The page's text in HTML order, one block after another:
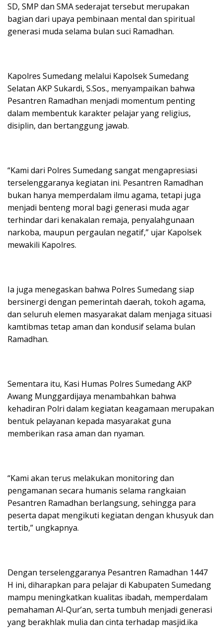
SD, SMP dan SMA sederajat tersebut merupakan
bagian dari upaya pembinaan mental dan spiritual
generasi muda selama bulan suci Ramadhan.
Kapolres Sumedang melalui Kapolsek Sumedang
Selatan AKP Sukardi, S.Sos., menyampaikan bahwa
Pesantren Ramadhan menjadi momentum penting
dalam membentuk karakter pelajar yang religius,
disiplin, dan bertanggung jawab.
“Kami dari Polres Sumedang sangat mengapresiasi
terselenggaranya kegiatan ini. Pesantren Ramadhan
bukan hanya memperdalam ilmu agama, tetapi juga
menjadi benteng moral bagi generasi muda agar
terhindar dari kenakalan remaja, penyalahgunaan
narkoba, maupun pergaulan negatif,” ujar Kapolsek
mewakili Kapolres.
Ia juga menegaskan bahwa Polres Sumedang siap
bersinergi dengan pemerintah daerah, tokoh agama,
dan seluruh elemen masyarakat dalam menjaga situasi
kamtibmas tetap aman dan kondusif selama bulan
Ramadhan.
Sementara itu, Kasi Humas Polres Sumedang AKP
Awang Munggardijaya menambahkan bahwa
kehadiran Polri dalam kegiatan keagamaan merupakan
bentuk pelayanan kepada masyarakat guna
memberikan rasa aman dan nyaman.
“Kami akan terus melakukan monitoring dan
pengamanan secara humanis selama rangkaian
Pesantren Ramadhan berlangsung, sehingga para
peserta dapat mengikuti kegiatan dengan khusyuk dan
tertib,” ungkapnya.
Dengan terselenggaranya Pesantren Ramadhan 1447
H ini, diharapkan para pelajar di Kabupaten Sumedang
mampu meningkatkan kualitas ibadah, memperdalam
pemahaman Al-Qur’an, serta tumbuh menjadi generasi
yang berakhlak mulia dan cinta terhadap masjid.ika